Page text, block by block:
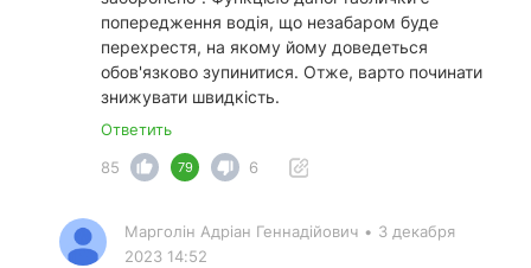
попередження водія, що незабаром буде
перехрестя, на якому йому доведеться
обов'язково зупинитися. Отже, варто починати
знижувати швидкість.
Ответить
85
79 6
Марголін Адріан Геннадійович • 3 декабря
2023 14:52